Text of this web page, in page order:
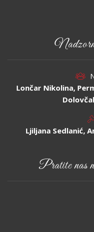
Lončar Nikolina,
Ljiljana Sedlanić,
Pratite nas